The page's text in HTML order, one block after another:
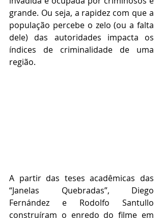
grande. Ou seja, a rapidez com que a
população percebe o zelo (ou a falta
dele) das autoridades impacta os
índices de criminalidade de uma
região.
A partir das teses acadêmicas das
“Janelas Quebradas”, Diego
Fernández e Rodolfo Santullo
construíram o enredo do filme em